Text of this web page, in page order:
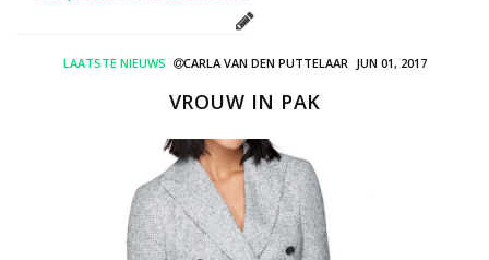
LAATSTE NIEUWS CARLA VAN DEN PUTTELAAR JUN 01, 2017
VROUW IN PAK